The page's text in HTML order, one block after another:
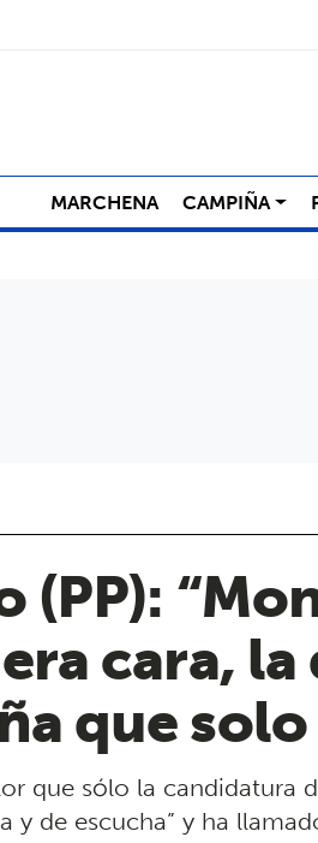
MARCHENA CAMPIÑA
(PP):
cara,
que
que sólo la candidatura
y de escucha” y ha